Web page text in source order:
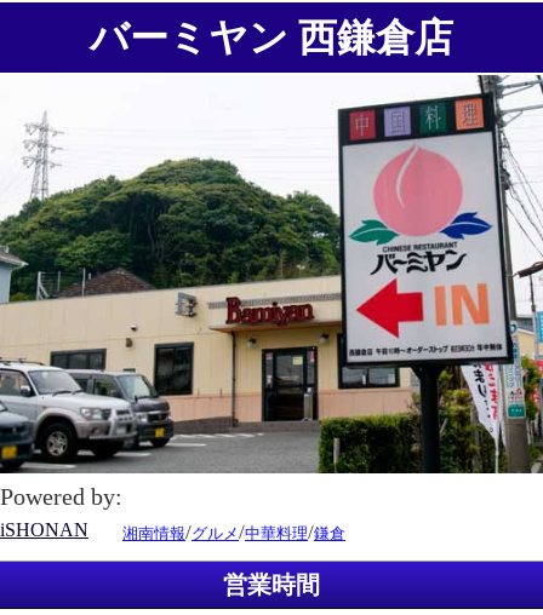
バーミヤン 西鎌倉店
Powered by:
iSHONAN 湘南情報/グルメ/中華料理/鎌倉
営業時間